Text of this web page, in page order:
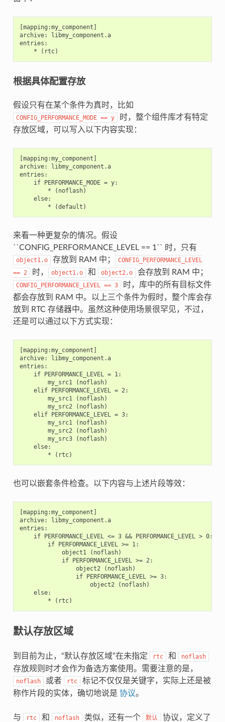
[mapping:my_component]
archive: libmy_component.a
entries:
根据具体配置存放
假设只有在某个条件为真时，比如
CONFIG_PERFORMANCE_MODE == y
时，整个组件库才有特定
存放区域，可以写入以下内容实现：
[mapping:my_component]
archive: libmy_component.a
entries:
    if PERFORMANCE_MODE = y:
        * (noflash)
    else:
来看一种更复杂的情况。假设
``CONFIG_PERFORMANCE_LEVEL == 1`` 时，只有
object1.o 存放到 RAM 中；
CONFIG_PERFORMANCE_LEVEL
== 2 时， object1.o 和 object2.o 会存放到 RAM 中；
CONFIG_PERFORMANCE_LEVEL == 3
时，库中的所有目标文件
都会存放到 RAM 中。以上三个条件为假时，整个库会存
放到 RTC 存储器中。虽然这种使用场景很罕见，不过，
还是可以通过以下方式实现：
[mapping:my_component]
archive: libmy_component.a
entries:
    if PERFORMANCE_LEVEL = 1:
        my_src1 (noflash)
    elif PERFORMANCE_LEVEL = 2:
        my_src1 (noflash)
        my_src2 (noflash)
    elif PERFORMANCE_LEVEL = 3:
        my_src1 (noflash)
        my_src2 (noflash)
        my_src3 (noflash)
    else:
也可以嵌套条件检查。以下内容与上述片段等效：
[mapping:my_component]
archive: libmy_component.a
entries:
    if PERFORMANCE_LEVEL <= 3 && PERFORMANCE_LEVEL > 0:
        if PERFORMANCE_LEVEL >= 1:
            object1 (noflash)
            if PERFORMANCE_LEVEL >= 2:
                object2 (noflash)
                if PERFORMANCE_LEVEL >= 3:
                    object2 (noflash)
    else:
默认存放区域
到目前为止，“默认存放区域”在未指定 rtc 和 noflash
存放规则时才会作为备选方案使用。需要注意的是，
noflash 或者 rtc
标记不仅仅是关键字，实际上还是被
称作片段的实体，确切地说是 协议。
与 rtc 和 noflash 类似，还有一个 默认
协议，定义了